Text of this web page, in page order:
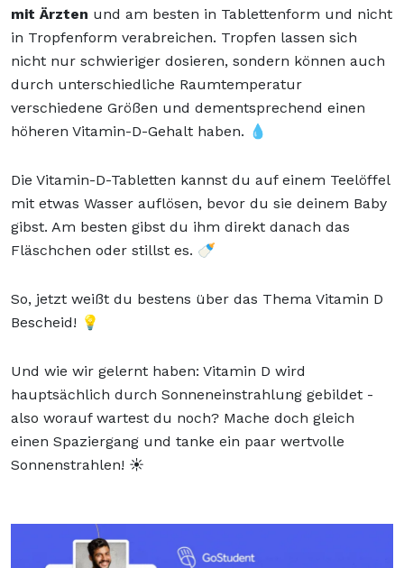
mit Ärzten und am besten in Tablettenform und nicht
in Tropfenform verabreichen. Tropfen lassen sich
nicht nur schwieriger dosieren, sondern können auch
durch unterschiedliche Raumtemperatur
verschiedene Größen und dementsprechend einen
höheren Vitamin-D-Gehalt haben. 💧
Die Vitamin-D-Tabletten kannst du auf einem Teelöffel
mit etwas Wasser auflösen, bevor du sie deinem Baby
gibst. Am besten gibst du ihm direkt danach das
Fläschchen oder stillst es. 🍼
So, jetzt weißt du bestens über das Thema Vitamin D
Bescheid! 💡
Und wie wir gelernt haben: Vitamin D wird
hauptsächlich durch Sonneneinstrahlung gebildet -
also worauf wartest du noch? Mache doch gleich
einen Spaziergang und tanke ein paar wertvolle
Sonnenstrahlen! ☀️